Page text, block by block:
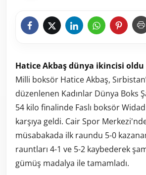
Hatice Akbaş dünya ikincisi oldu
Milli boksör Hatice Akbaş,
düzenlenen Kadınlar Dünya Boks
54 kilo finalinde Faslı boksör
karşıya geldi. Cair Spor
müsabakada ilk raundu 5-0
rauntları 4-1 ve 5-2 kaybederek
gümüş madalya ile tamamladı.